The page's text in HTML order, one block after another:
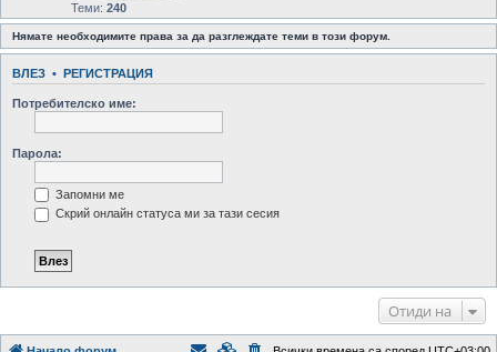
Теми: 240
Нямате необходимите права за да разглеждате теми в този форум.
ВЛЕЗ • РЕГИСТРАЦИЯ
Потребителско име:
Парола:
Запомни ме
Скрий онлайн статуса ми за тази сесия
Отиди на